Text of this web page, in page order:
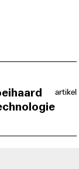
artikel
deze dagen tal